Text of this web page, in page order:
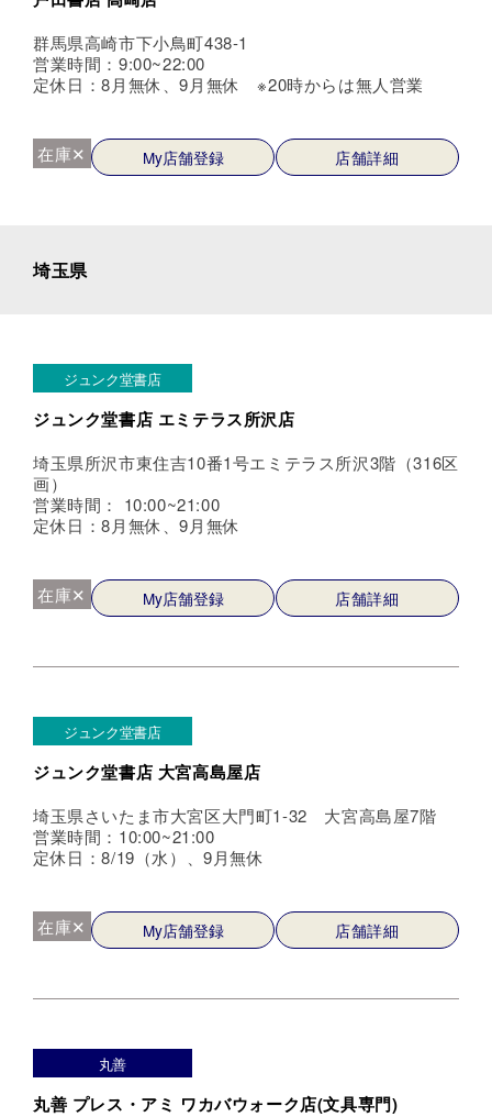
群馬県高崎市下小鳥町438-1
営業時間：9:00~22:00
定休日：8月無休、9月無休 ※20時からは無人営業
在庫✕ My店舗登録 店舗詳細
埼玉県
ジュンク堂書店
ジュンク堂書店 エミテラス所沢店
埼玉県所沢市東住吉10番1号エミテラス所沢3階（316区
画）
営業時間： 10:00~21:00
定休日：8月無休、9月無休
在庫✕ My店舗登録 店舗詳細
ジュンク堂書店
ジュンク堂書店 大宮高島屋店
埼玉県さいたま市大宮区大門町1-32 大宮高島屋7階
営業時間：10:00~21:00
定休日：8/19（水）、9月無休
在庫✕ My店舗登録 店舗詳細
丸善
丸善 プレス・アミ ワカバウォーク店(文具専門)